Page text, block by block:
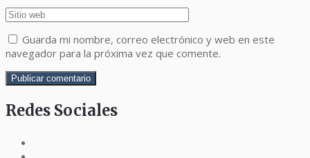
Guarda mi nombre, correo electrónico y web en este
navegador para la próxima vez que comente.
Redes Sociales